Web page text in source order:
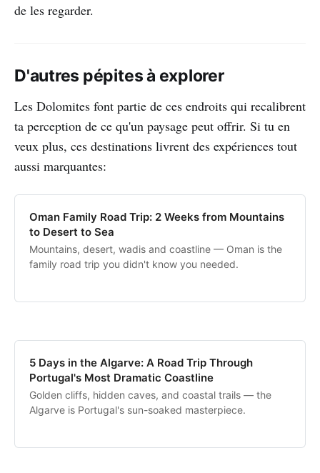
de les regarder.
D'autres pépites à explorer
Les Dolomites font partie de ces endroits qui recalibrent
ta perception de ce qu'un paysage peut offrir. Si tu en
veux plus, ces destinations livrent des expériences tout
aussi marquantes:
Oman Family Road Trip: 2 Weeks from Mountains
to Desert to Sea
Mountains, desert, wadis and coastline — Oman is the
family road trip you didn't know you needed.
5 Days in the Algarve: A Road Trip Through
Portugal's Most Dramatic Coastline
Golden cliffs, hidden caves, and coastal trails — the
Algarve is Portugal's sun-soaked masterpiece.